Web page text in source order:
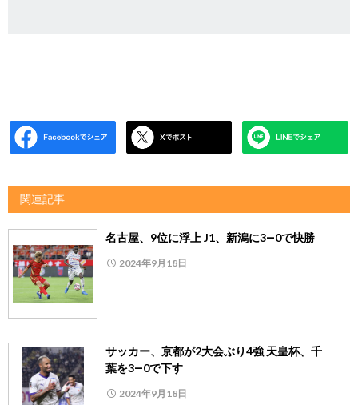
関連記事
名古屋、9位に浮上 J1、新潟に3―0で快勝
2024年9月18日
サッカー、京都が2大会ぶり4強 天皇杯、千
葉を3―0で下す
2024年9月18日